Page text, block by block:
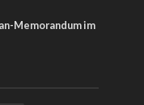
Memorandum im